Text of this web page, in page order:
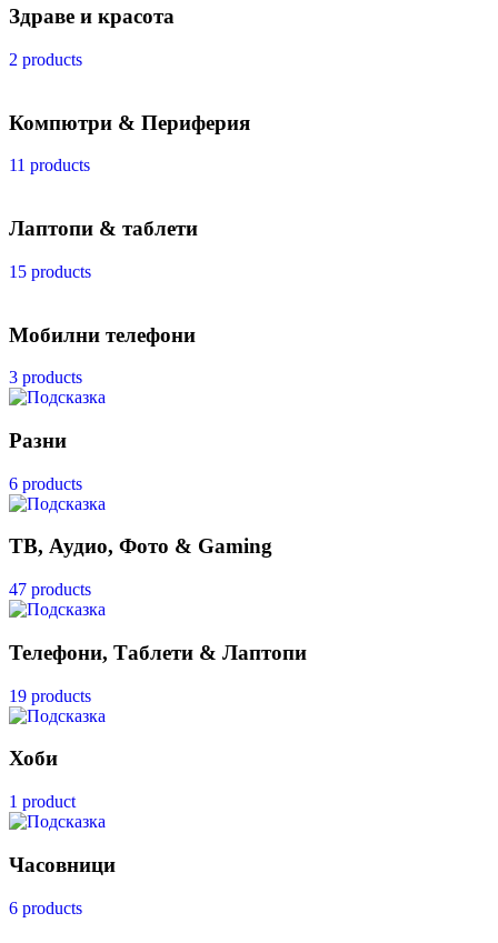
Здраве и красота
2 products
Компютри & Периферия
11 products
Лаптопи & таблети
15 products
Мобилни телефони
3 products
Разни
6 products
ТВ, Аудио, Фото & Gaming
47 products
Телефони, Таблети & Лаптопи
19 products
Хоби
1 product
Часовници
6 products